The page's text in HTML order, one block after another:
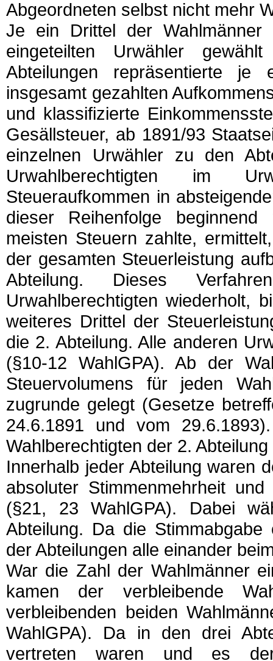
Abgeordneten selbst nicht mehr
Je ein Drittel der
eingeteilten Urwähler
Abteilungen repräsentierte
insgesamt gezahlten
und klassifizierte
Gesällsteuer, ab 1891/93
einzelnen Urwähler zu den
Urwahlberechtigten im
Steueraufkommen in
dieser Reihenfolge
meisten Steuern zahlte,
der gesamten Steuerleistung
Abteilung. Dieses
Urwahlberechtigten wiederholt,
weiteres Drittel der
die 2. Abteilung. Alle anderen
(§10-12 WahlGPA). Ab der
Steuervolumens für jeden
zugrunde gelegt (Gesetze
24.6.1891 und vom
Wahlberechtigten der 2.
Innerhalb jeder Abteilung waren
absoluter Stimmenmehrheit
(§21, 23 WahlGPA). Dabei
Abteilung. Da die
der Abteilungen alle einander
War die Zahl der Wahlmänner
kamen der verbleibende
verbleibenden beiden
WahlGPA). Da in den drei
vertreten waren und es